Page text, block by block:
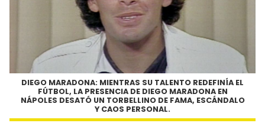
DIEGO MARADONA: MIENTRAS SU TALENTO REDEFINÍA EL
FÚTBOL, LA PRESENCIA DE DIEGO MARADONA EN
NÁPOLES DESATÓ UN TORBELLINO DE FAMA, ESCÁNDALO
Y CAOS PERSONAL.